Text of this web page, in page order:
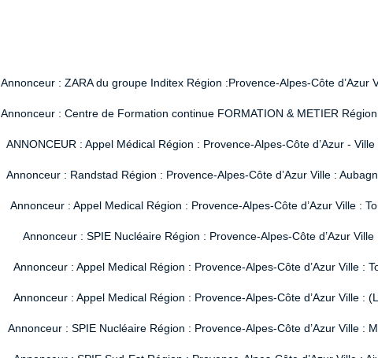
Annonceur : ZARA du groupe Inditex Région :Provence-Alpes-Côte
Annonceur : Centre de Formation continue FORMATION & METIER
ANNONCEUR : Appel Médical Région : Provence-Alpes-Côte d’Azur -
Annonceur : Randstad Région : Provence-Alpes-Côte d’Azur Ville :
Annonceur : Appel Medical Région : Provence-Alpes-Côte d’Azur Ville :
Annonceur : SPIE Nucléaire Région : Provence-Alpes-Côte d’Azur
Annonceur : Appel Medical Région : Provence-Alpes-Côte d’Azur Ville
Annonceur : Appel Medical Région : Provence-Alpes-Côte d’Azur Ville
Annonceur : SPIE Nucléaire Région : Provence-Alpes-Côte d’Azur Ville